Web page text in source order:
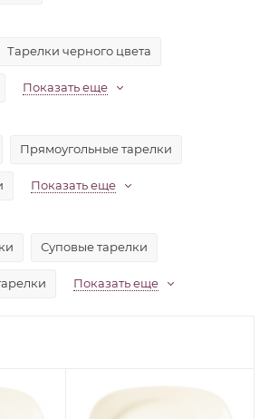
Тарелки черного цвета
Показать еще
Прямоугольные тарелки
Показать еще
Суповые тарелки
Показать еще